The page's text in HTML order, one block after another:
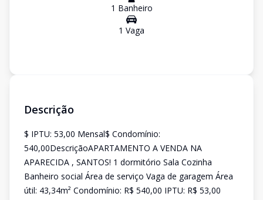
1 Banheiro
1 Vaga
Descrição
$ IPTU: 53,00 Mensal$ Condomínio:
540,00DescriçãoAPARTAMENTO A VENDA NA
APARECIDA , SANTOS! 1 dormitório Sala Cozinha
Banheiro social Área de serviço Vaga de garagem Área
útil: 43,34m² Condomínio: R$ 540,00 IPTU: R$ 53,00